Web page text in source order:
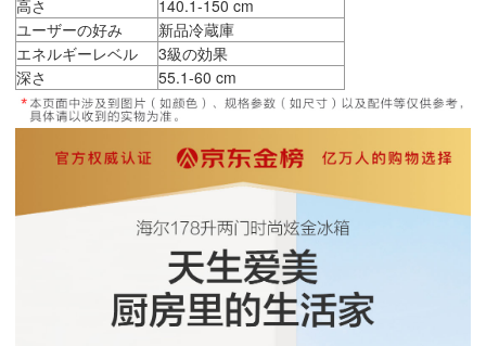
高さ
140.1-150 cm
ユーザーの好み
新品冷蔵庫
エネルギーレベル
3級の効果
深さ
55.1-60 cm